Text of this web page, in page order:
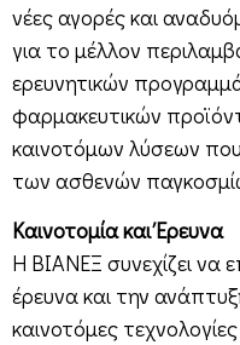
νέες αγορές και
για το μέλλον
ερευνητικών
φαρμακευτικών
καινοτόμων λύσεων
των ασθενών
Καινοτομία και Έρευνα
Η ΒΙΑΝΕΞ συνεχίζει να
έρευνα και την
καινοτόμες